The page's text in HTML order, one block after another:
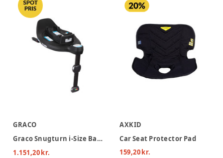
GRACO
Graco Snugturn i-Size Base
1.151,20 kr.
AXKID
Car Seat Protector Pad
159,20 kr.